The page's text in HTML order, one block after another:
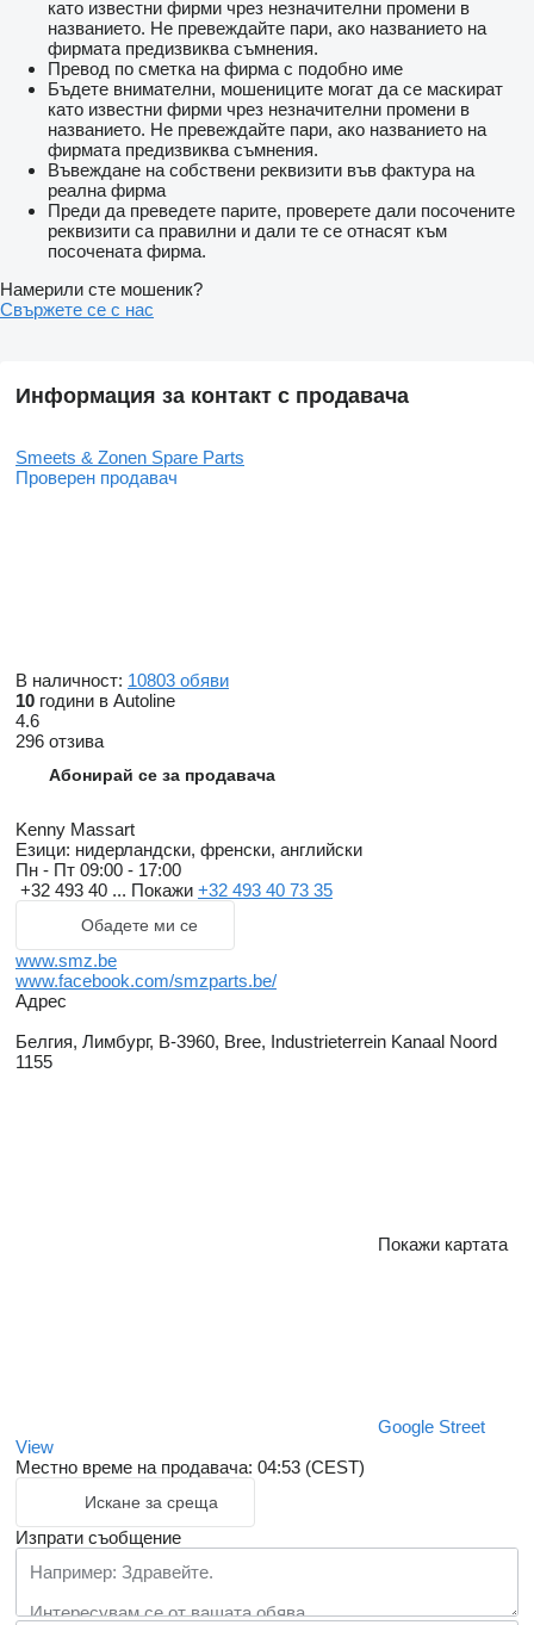
като известни фирми чрез незначителни промени в
названието. Не превеждайте пари, ако названието на
фирмата предизвиква съмнения.
Превод по сметка на фирма с подобно име
Бъдете внимателни, мошениците могат да се маскират
като известни фирми чрез незначителни промени в
названието. Не превеждайте пари, ако названието на
фирмата предизвиква съмнения.
Въвеждане на собствени реквизити във фактура на
реална фирма
Преди да преведете парите, проверете дали посочените
реквизити са правилни и дали те се отнасят към
посочената фирма.
Намерили сте мошеник?
Свържете се с нас
Информация за контакт с продавача
Smeets & Zonen Spare Parts
Проверен продавач
В наличност: 10803 обяви
10 години в Autoline
4.6
296 отзива
Абонирай се за продавача
Kenny Massart
Езици: нидерландски, френски, английски
Пн - Пт 09:00 - 17:00
+32 493 40 ... Покажи +32 493 40 73 35
Обадете ми се
www.smz.be
www.facebook.com/smzparts.be/
Адрес
Белгия, Лимбург, B-3960, Bree, Industrieterrein Kanaal Noord
1155
Покажи картата
Google Street
View
Местно време на продавача: 04:53 (CEST)
Искане за среща
Изпрати съобщение